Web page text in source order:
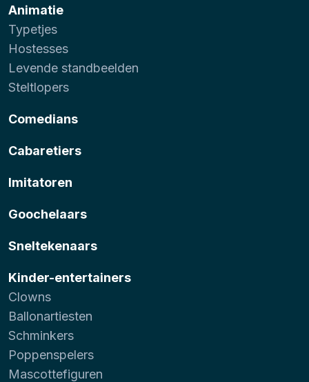
Animatie
Typetjes
Hostesses
Levende standbeelden
Steltlopers
Comedians
Cabaretiers
Imitatoren
Goochelaars
Sneltekenaars
Kinder-entertainers
Clowns
Ballonartiesten
Schminkers
Poppenspelers
Mascottefiguren